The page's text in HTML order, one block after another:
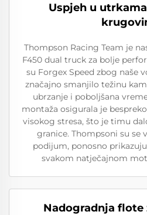
Uspjeh u
Thompson Racing Team je
F450 dual truck za bolje
su Forgex Speed zbog naše
značajno smanjilo težinu
ubrzanje i poboljšana
montaža osigurala je
visokog stresa, što je timu
granice. Thompsoni su se
podijum, ponosno
svakom natječajnom
Nadogradnja flote